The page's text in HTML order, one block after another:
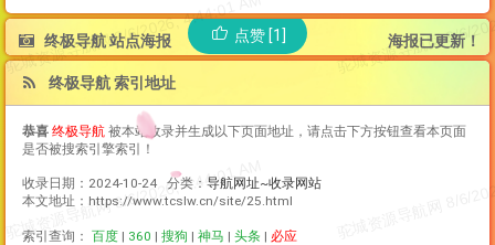
终极导航 站点海报 海报已更新！
点赞 [1]
终极导航 索引地址
恭喜 终极导航 被本站收录并生成以下页面地址，请点击下方按钮查看本页面
是否被搜索引擎索引！
收录日期：2024-10-24 分类： 导航网址~收录网站
本文地址：https://www.tcslw.cn/site/25.html
索引查询： 百度 | 360 | 搜狗 | 神马 | 头条 | 必应